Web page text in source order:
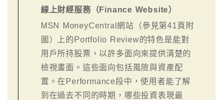
線上財經服務（Finance Website）
MSN MoneyCentral網站（參見第41頁附
圖）上的Portfolio Review的特色是能對
用戶所持股票，以許多面向來提供清楚的
檢視畫面。這些面向包括風險與資產配
置。在Performance段中，使用者能了解
到在過去不同的時期，哪些投資表現最